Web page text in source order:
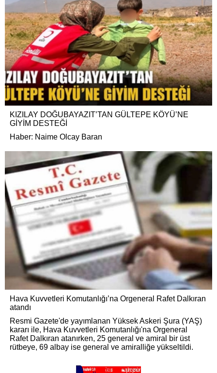
KIZILAY DOĞUBAYAZIT’TAN GÜLTEPE KÖYÜ’NE
GİYİM DESTEĞİ
Haber: Naime Olcay Baran
Hava Kuvvetleri Komutanlığı’na Orgeneral Rafet Dalkıran
atandı
Resmi Gazete'de yayımlanan Yüksek Askeri Şura (YAŞ)
kararı ile, Hava Kuvvetleri Komutanlığı'na Orgeneral
Rafet Dalkıran atanırken, 25 general ve amiral bir üst
rütbeye, 69 albay ise general ve amiralliğe yükseltildi.